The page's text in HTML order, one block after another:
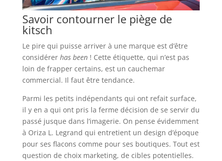
Savoir contourner le piège de
kitsch
Le pire qui puisse arriver à une marque est d’être
considérer has been ! Cette étiquette, qui n’est pas
loin de frapper certains, est un cauchemar
commercial. Il faut être tendance.
Parmi les petits indépendants qui ont refait surface,
il y en a qui ont pris la ferme décision de se servir du
passé jusque dans l’imagerie. On pense évidemment
à Oriza L. Legrand qui entretient un design d’époque
pour ses flacons comme pour ses boutiques. Tout est
question de choix marketing, de cibles potentielles.